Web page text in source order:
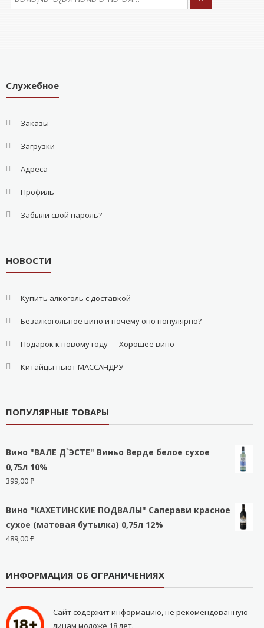
Служебное
Заказы
Загрузки
Адреса
Профиль
Забыли свой пароль?
НОВОСТИ
Купить алкоголь с доставкой
Безалкогольное вино и почему оно популярно?
Подарок к новому году — Хорошее вино
Китайцы пьют МАССАНДРУ
ПОПУЛЯРНЫЕ ТОВАРЫ
Вино "ВАЛЕ Д`ЭСТЕ" Виньо Верде белое сухое
0,75л 10%
399,00₽
Вино "КАХЕТИНСКИЕ ПОДВАЛЫ" Саперави красное
сухое (матовая бутылка) 0,75л 12%
489,00₽
ИНФОРМАЦИЯ ОБ ОГРАНИЧЕНИЯХ
Сайт содержит информацию, не рекомендованную
лицам моложе 18 лет.